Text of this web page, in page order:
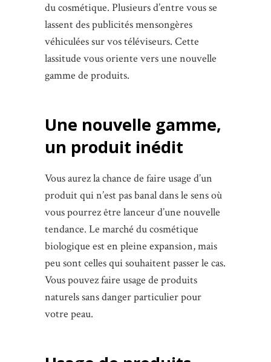
du cosmétique. Plusieurs d’entre vous se
lassent des publicités mensongères
véhiculées sur vos téléviseurs. Cette
lassitude vous oriente vers une nouvelle
gamme de produits.
Une nouvelle gamme,
un produit inédit
Vous aurez la chance de faire usage d’un
produit qui n’est pas banal dans le sens où
vous pourrez être lanceur d’une nouvelle
tendance. Le marché du cosmétique
biologique est en pleine expansion, mais
peu sont celles qui souhaitent passer le cas.
Vous pouvez faire usage de produits
naturels sans danger particulier pour
votre peau.